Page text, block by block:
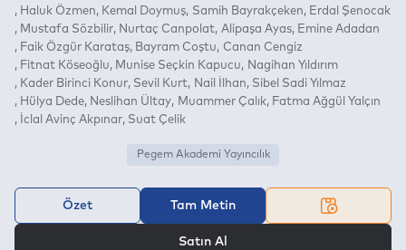
Haluk Özmen
Kemal Doymuş Samih Bayrakçeken
Erdal Şenocak
Mustafa Sözbilir
Nurtaç Canpolat Alipaşa Ayas
Emine Adadan
Faik Özgür Karataş
Bayram Coştu
Canan Cengiz
Fitnat Köseoğlu
Munise Seçkin Kapucu
Nagihan Yıldırım
Kader Birinci Konur Sevil Kurt Nail İlhan
Sibel Sadi Yılmaz
Hülya Dede
Neslihan Ültay Muammer Çalık
Fatma Ağgül Yalçın
İclal Avinç Akpınar Suat Çelik
Pegem Akademi Yayıncılık
Özet Tam Metin
Satın Al